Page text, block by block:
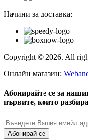
Начини за доставка:
Copyright © 2026. All
Онлайн магазин:
Абонирайте се за
първите, които
Абонирай се